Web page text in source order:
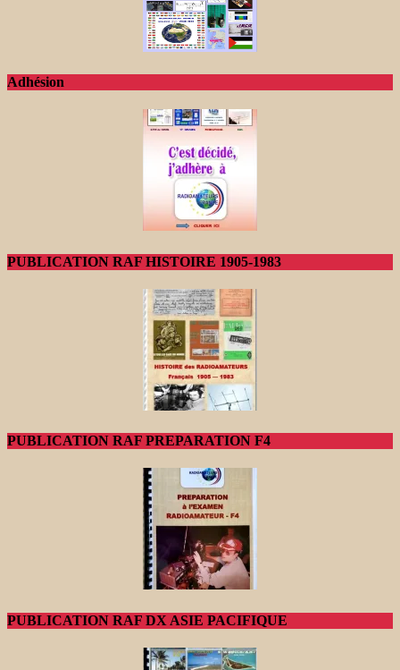
Adhésion
PUBLICATION RAF HISTOIRE 1905-1983
PUBLICATION RAF PREPARATION F4
PUBLICATION RAF DX ASIE PACIFIQUE